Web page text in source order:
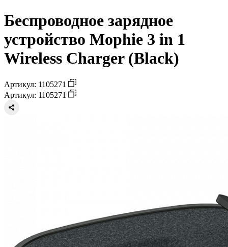
Беспроводное зарядное
устройство Mophie 3 in 1
Wireless Charger (Black)
Артикул: 1105271
Артикул: 1105271